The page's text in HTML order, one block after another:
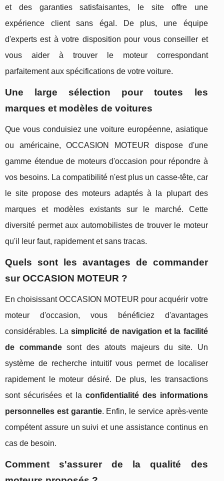
et des garanties satisfaisantes, le site offre une
expérience client sans égal. De plus, une équipe
d'experts est à votre disposition pour vous conseiller et
vous aider à trouver le moteur correspondant
parfaitement aux spécifications de votre voiture.
Une large sélection pour toutes les
marques et modèles de voitures
Que vous conduisiez une voiture européenne, asiatique
ou américaine, OCCASION MOTEUR dispose d'une
gamme étendue de moteurs d'occasion pour répondre à
vos besoins. La compatibilité n'est plus un casse-tête, car
le site propose des moteurs adaptés à la plupart des
marques et modèles existants sur le marché. Cette
diversité permet aux automobilistes de trouver le moteur
qu'il leur faut, rapidement et sans tracas.
Quels sont les avantages de commander
sur OCCASION MOTEUR ?
En choisissant OCCASION MOTEUR pour acquérir votre
moteur d'occasion, vous bénéficiez d'avantages
considérables. Lasimplicité de navigation et la facilité
de commandesont des atouts majeurs du site. Un
système de recherche intuitif vous permet de localiser
rapidement le moteur désiré. De plus, les transactions
sont sécurisées et la confidentialité des informations
personnelles est garantie. Enfin, le service après-vente
compétent assure un suivi et une assistance continus en
cas de besoin.
Comment s'assurer de la qualité des